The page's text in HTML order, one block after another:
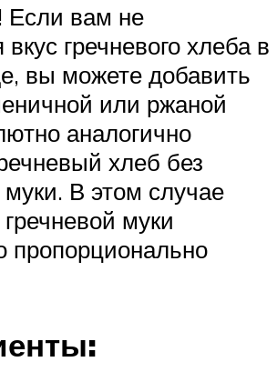
Если вам не
гречневого хлеба в
вы можете добавить
или ржаной
аналогично
хлеб без
В этом случае
муки
пропорционально